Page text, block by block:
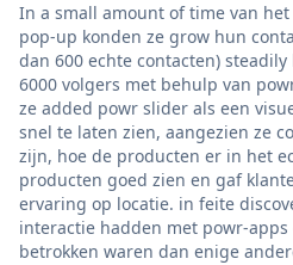
In a small amount of time van
pop-up konden ze grow hun
dan 600 echte contacten)
6000 volgers met behulp van
ze added powr slider als een
snel te laten zien, aangezien ze
zijn, hoe de producten er in het
producten goed zien en gaf
ervaring op locatie. in feite
interactie hadden met powr-
betrokken waren dan enige